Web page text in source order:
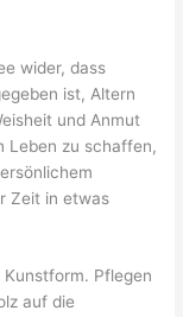
wider, dass
ist, Altern
und Anmut
Leben zu schaffen,
Zeit in etwas
Pflegen
auf die